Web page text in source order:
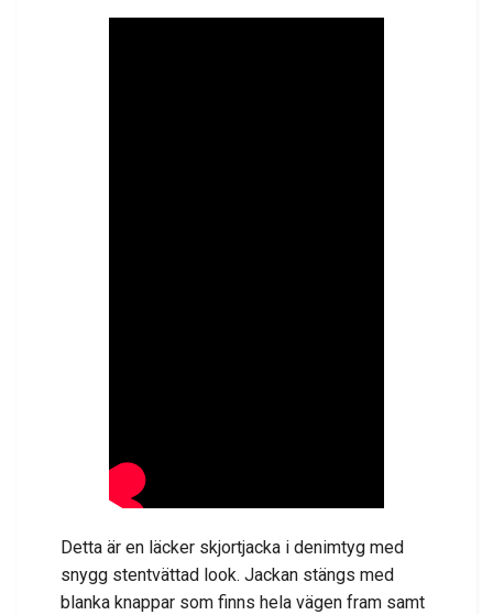
Detta är en läcker skjortjacka i denimtyg med
snygg stentvättad look. Jackan stängs med
blanka knappar som finns hela vägen fram samt